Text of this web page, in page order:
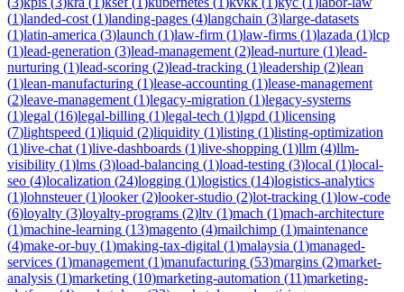
(1)landed-cost (1)landing-pages (4)langchain (3)large-datasets
(1)latin-america (3)launch (1)law-firm (1)law-firms (1)lazada (1)lcp
(1)lead-generation (3)lead-management (2)lead-nurture (1)lead-
nurturing (1)lead-scoring (2)lead-tracking (1)leadership (2)lean
(1)lean-manufacturing (1)lease-accounting (1)lease-management
(2)leave-management (1)legacy-migration (1)legacy-systems
(1)legal (16)legal-billing (1)legal-tech (1)lgpd (1)licensing
(7)lightspeed (1)liquid (2)liquidity (1)listing (1)listing-optimization
(1)live-chat (1)live-dashboards (1)live-shopping (1)llm (4)llm-
visibility (1)lms (3)load-balancing (1)load-testing (3)local (1)local-
seo (4)localization (24)logging (1)logistics (14)logistics-analytics
(1)lohnsteuer(1)looker(2)looker-studio (2)lot-tracking (1)low-code
(6)loyalty (3)loyalty-programs (2)ltv (1)mach (1)mach-architecture
(1)machine-learning (13)magento (4)mailchimp (1)maintenance
(4)make-or-buy (1)making-tax-digital (1)malaysia (1)managed-
services (1)management (1)manufacturing (53)margins (2)market-
analysis (1)marketing (10)marketing-automation (11)marketing-